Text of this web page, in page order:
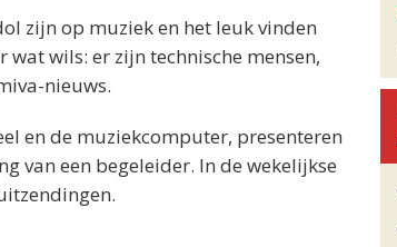
zijn op muziek en het leuk vinden
wils: er zijn technische mensen,
nieuws.
en de muziekcomputer, presenteren
van een begeleider. In de wekelijkse